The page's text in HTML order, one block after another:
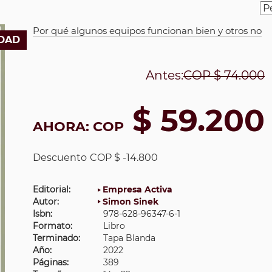
Por qué algunos equipos funcionan bien y otros no
Antes:COP$ 74.000
AHORA: COP $ 59.200
Descuento COP $ -14.800
Editorial:
Empresa Activa
Autor:
Simon Sinek
Isbn:
978-628-96347-6-1
Formato:
Libro
Terminado:
Tapa Blanda
Año:
2022
Páginas:
389